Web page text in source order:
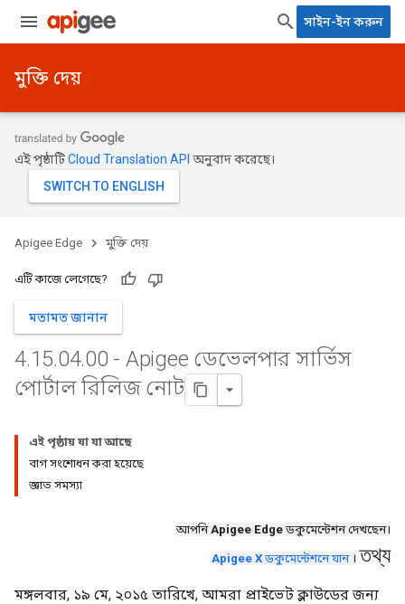
সাইন-ইন করুন
মুক্তি দেয়
এই পৃষ্ঠাটিCloud Translation API অনুবাদ করেছে।
Apigee Edge মুক্তি দেয়
এটি কাজে লেগেছে?
মতামত জানান
4.15.04.00 - Apigee ডেভেলপার সার্ভিস
পোর্টাল রিলিজ নোট
এই পৃষ্ঠায় যা যা আছে
বাগ সংশোধন করা হয়েছে
জ্ঞাত সমস্যা
আপনিApigee Edge ডকুমেন্টেশন দেখছেন।
Apigee X ডকুমেন্টেশনে যান। তথ্য
মঙ্গলবার, ১৯ মে, ২০১৫ তারিখে, আমরা প্রাইভেট ক্লাউডের জন্য